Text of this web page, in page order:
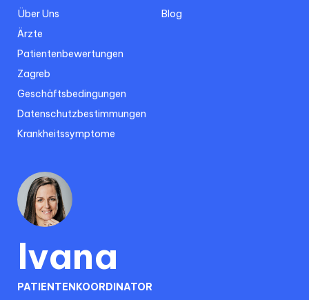
Über Uns
Ärzte
Patientenbewertungen
Zagreb
Geschäftsbedingungen
Datenschutzbestimmungen
Krankheitssymptome
Blog
Ivana
PATIENTENKOORDINATOR